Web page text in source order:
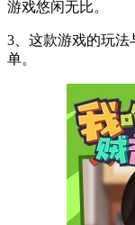
游戏悠闲无比。
3、这款游戏的玩
单。